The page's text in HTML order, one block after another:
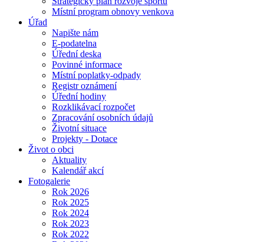
Místní program obnovy venkova
Úřad
Napište nám
E-podatelna
Úřední deska
Povinné informace
Místní poplatky-odpady
Registr oznámení
Úřední hodiny
Rozklikávací rozpočet
Zpracování osobních údajů
Životní situace
Projekty - Dotace
Život o obci
Aktuality
Kalendář akcí
Fotogalerie
Rok 2026
Rok 2025
Rok 2024
Rok 2023
Rok 2022